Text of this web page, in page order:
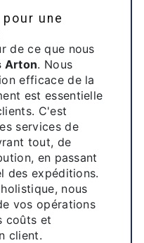
une
de ce que nous
Arton. Nous
efficace de la
est essentielle
C'est
services de
tout, de
en passant
des expéditions.
nous
vos opérations
coûts et
client.